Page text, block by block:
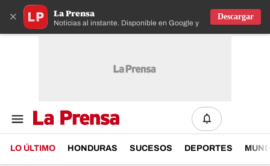
× La Prensa
Noticias al instante. Disponible en Google y IOS
Descargar
LO ÚLTIMO HONDURAS SUCESOS DEPORTES